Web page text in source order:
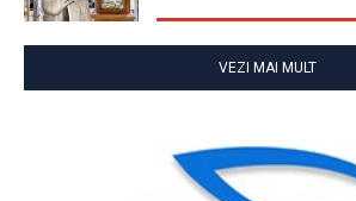
VEZI MAI MULT